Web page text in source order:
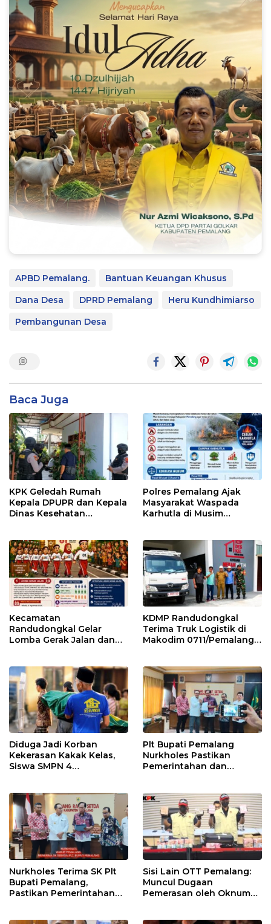
APBD Pemalang.
Bantuan Keuangan Khusus
Dana Desa
DPRD Pemalang
Heru Kundhimiarso
Pembangunan Desa
Baca Juga
KPK Geledah Rumah
Kepala DPUPR dan Kepala
Dinas Kesehatan
Polres Pemalang Ajak
Masyarakat Waspada
Karhutla di Musim
Kecamatan
Randudongkal Gelar
Lomba Gerak Jalan dan
KDMP Randudongkal
Terima Truk Logistik di
Makodim 0711/Pemalang
Diduga Jadi Korban
Kekerasan Kakak Kelas,
Siswa SMPN 4
Plt Bupati Pemalang
Nurkholes Pastikan
Pemerintahan dan
Nurkholes Terima SK Plt
Bupati Pemalang,
Pastikan Pemerintahan
Sisi Lain OTT Pemalang:
Muncul Dugaan
Pemerasan oleh Oknum